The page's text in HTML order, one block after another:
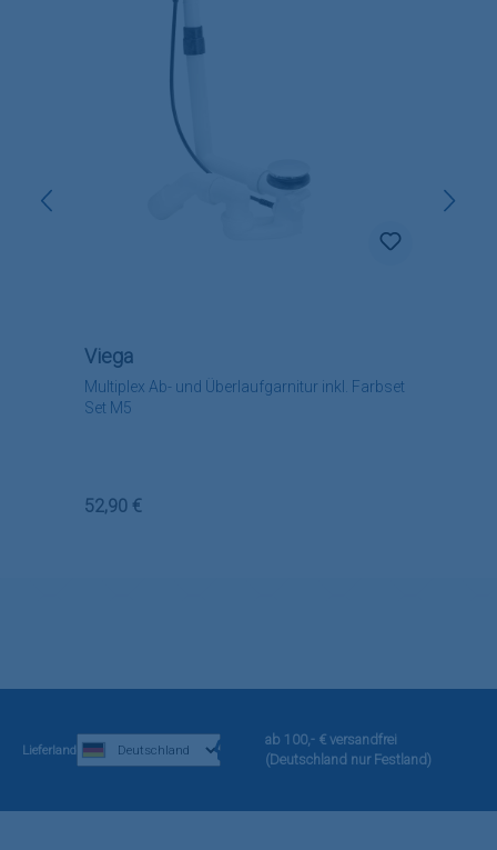
Multiplex Ab- und Überlaufgarnitur inkl. Farbset
Set M5
Viega
Regulärer Preis:
52,90 €
Lieferland
ab 100,- € versandfrei
(Deutschland nur Festland)